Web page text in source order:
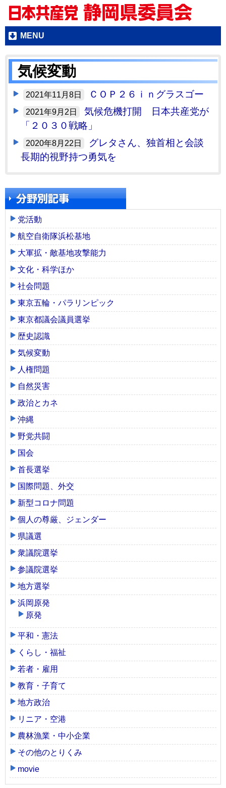
MENU
気候変動
2021年11月8日 ＣＯＰ２６ｉｎグラスゴー
2021年9月2日
気候危機打開 日本共産党が
「２０３０戦略」
2020年8月22日
グレタさん、独首相と会談
長期的視野持つ勇気を
党活動
航空自衛隊浜松基地
大軍拡・敵基地攻撃能力
文化・科学ほか
社会問題
東京五輪・パラリンピック
東京都議会議員選挙
歴史認識
気候変動
人権問題
自然災害
政治とカネ
沖縄
野党共闘
国会
首長選挙
国際問題、外交
新型コロナ問題
個人の尊厳、ジェンダー
県議選
衆議院選挙
参議院選挙
地方選挙
浜岡原発
原発
平和・憲法
くらし・福祉
若者・雇用
教育・子育て
地方政治
リニア・空港
農林漁業・中小企業
その他のとりくみ
movie